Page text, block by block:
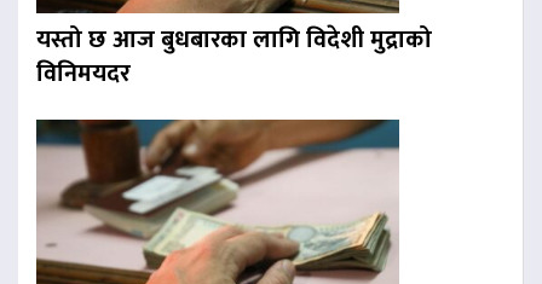
यस्तो छ आज बुधबारका लागि विदेशी मुद्राको
विनिमयदर